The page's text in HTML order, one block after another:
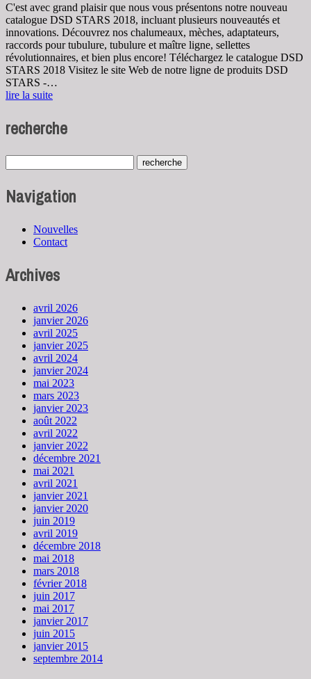
C'est avec grand plaisir que nous vous présentons notre nouveau
catalogue DSD STARS 2018, incluant plusieurs nouveautés et
innovations. Découvrez nos chalumeaux, mèches, adaptateurs,
raccords pour tubulure, tubulure et maître ligne, sellettes
révolutionnaires, et bien plus encore! Téléchargez le catalogue DSD
STARS 2018 Visitez le site Web de notre ligne de produits DSD
STARS -…
lire la suite
recherche
Navigation
Nouvelles
Contact
Archives
avril 2026
janvier 2026
avril 2025
janvier 2025
avril 2024
janvier 2024
mai 2023
mars 2023
janvier 2023
août 2022
avril 2022
janvier 2022
décembre 2021
mai 2021
avril 2021
janvier 2021
janvier 2020
juin 2019
avril 2019
décembre 2018
mai 2018
mars 2018
février 2018
juin 2017
mai 2017
janvier 2017
juin 2015
janvier 2015
septembre 2014